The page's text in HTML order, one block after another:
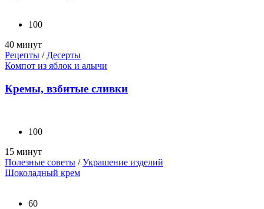
100
40 минут
Рецепты /Десерты
Компот из яблок и алычи
Кремы, взбитые сливки
100
15 минут
Полезные советы /Украшение изделий
Шоколадный крем
60